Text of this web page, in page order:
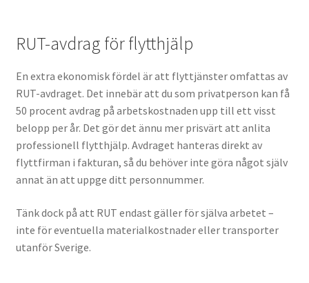
RUT-avdrag för flytthjälp
En extra ekonomisk fördel är att flyttjänster omfattas av
RUT-avdraget. Det innebär att du som privatperson kan få
50 procent avdrag på arbetskostnaden upp till ett visst
belopp per år. Det gör det ännu mer prisvärt att anlita
professionell flytthjälp. Avdraget hanteras direkt av
flyttfirman i fakturan, så du behöver inte göra något själv
annat än att uppge ditt personnummer.
Tänk dock på att RUT endast gäller för själva arbetet –
inte för eventuella materialkostnader eller transporter
utanför Sverige.